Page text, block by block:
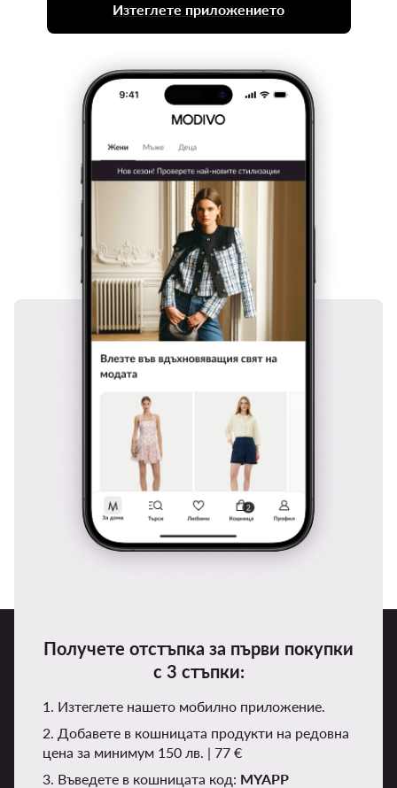
Изтеглете приложението
Получете отстъпка за първи покупки
с 3 стъпки:
1. Изтеглете нашето мобилно приложение.
2. Добавете в кошницата продукти на редовна
цена за минимум 150 лв. | 77 €
3. Въведете в кошницата код: MYAPP